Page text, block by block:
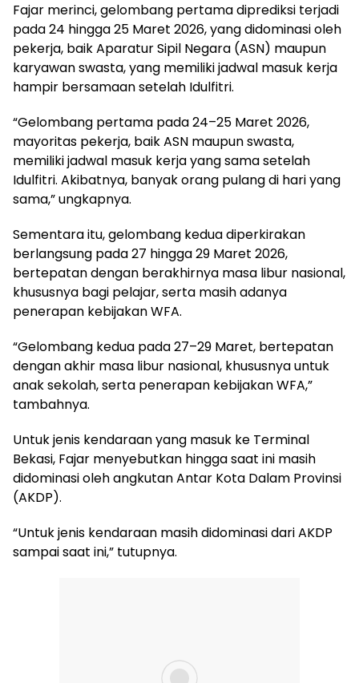
Fajar merinci, gelombang pertama diprediksi terjadi
pada 24 hingga 25 Maret 2026, yang didominasi oleh
pekerja, baik Aparatur Sipil Negara (ASN) maupun
karyawan swasta, yang memiliki jadwal masuk kerja
hampir bersamaan setelah Idulfitri.
“Gelombang pertama pada 24–25 Maret 2026,
mayoritas pekerja, baik ASN maupun swasta,
memiliki jadwal masuk kerja yang sama setelah
Idulfitri. Akibatnya, banyak orang pulang di hari yang
sama,” ungkapnya.
Sementara itu, gelombang kedua diperkirakan
berlangsung pada 27 hingga 29 Maret 2026,
bertepatan dengan berakhirnya masa libur nasional,
khususnya bagi pelajar, serta masih adanya
penerapan kebijakan WFA.
“Gelombang kedua pada 27–29 Maret, bertepatan
dengan akhir masa libur nasional, khususnya untuk
anak sekolah, serta penerapan kebijakan WFA,”
tambahnya.
Untuk jenis kendaraan yang masuk ke Terminal
Bekasi, Fajar menyebutkan hingga saat ini masih
didominasi oleh angkutan Antar Kota Dalam Provinsi
(AKDP).
“Untuk jenis kendaraan masih didominasi dari AKDP
sampai saat ini,” tutupnya.